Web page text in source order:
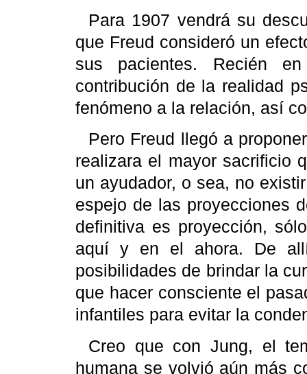
Para 1907 vendrá su
que Freud consideró un
sus pacientes. Recién
contribución de la realidad
fenómeno a la relación, así
Pero Freud llegó a
realizara el mayor sacrificio
un ayudador, o sea, no
espejo de las proyecciones
definitiva es proyección,
aquí y en el ahora. De
posibilidades de brindar la
que hacer consciente el
infantiles para evitar la
Creo que con Jung, el
humana se volvió aún más